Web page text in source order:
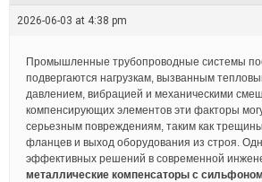
t
e
2026-06-03 at 4:38 pm
Промышленные трубопроводные системы
подвергаются нагрузкам, вызванным
давлением, вибрацией и механическими
компенсирующих элементов эти факторы
серьезным повреждениям, таким как трещины
фланцев и выход оборудования из строя.
эффективных решений в современной
металлические компенсаторы с сильфоном